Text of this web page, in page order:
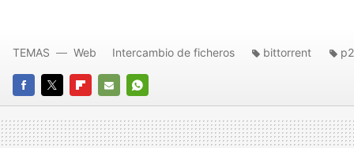
FACEBOOK
TWITTERFLIPBOARD
E-
MAIL
WHATSAPP
TEMAS Web Intercambio de ficheros bittorrent